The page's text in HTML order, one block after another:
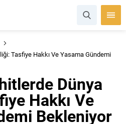
Tasfiye Hakkı Ve Yasama Gündemi
Dünya
Hakkı Ve
Bekleniyor